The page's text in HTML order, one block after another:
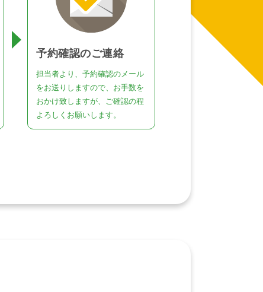
予約確認のご連絡
担当者より、予約確認のメール
をお送りしますので、お手数を
おかけ致しますが、ご確認の程
よろしくお願いします。